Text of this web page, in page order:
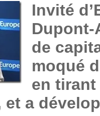
Invité
Dupont-
de
moqué
en tirant
et a